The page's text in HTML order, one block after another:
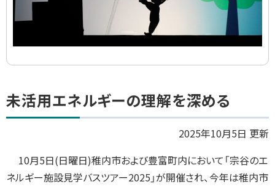
ト
ッ
る
未活用エネルギーの理解を深める
2025年10月5日 更新
10月5日(日曜日)稚内市および豊富町内において「宗谷のエ
ネルギー施設見学バスツアー2025」が開催され、今年は稚内市